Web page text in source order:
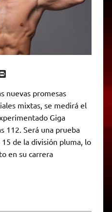
P
n
t
r
i
n
d
l
nuevas promesas
mixtas, se medirá el
Giga
112. Será una prueba
de la división pluma, lo
en su carrera